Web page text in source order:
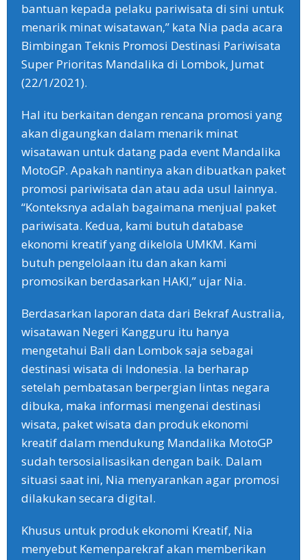
bantuan kepada pelaku pariwisata di sini untuk
menarik minat wisatawan,” kata Nia pada acara
Bimbingan Teknis Promosi Destinasi Pariwisata
Super Prioritas Mandalika di Lombok, Jumat
(22/1/2021).
Hal itu berkaitan dengan rencana promosi yang
akan digaungkan dalam menarik minat
wisatawan untuk datang pada event Mandalika
MotoGP. Apakah nantinya akan dibuatkan paket
promosi pariwisata dan atau ada usul lainnya.
“Konteksnya adalah bagaimana menjual paket
pariwisata. Kedua, kami butuh database
ekonomi kreatif yang dikelola UMKM. Kami
butuh pengelolaan itu dan akan kami
promosikan berdasarkan HAKI,” ujar Nia.
Berdasarkan laporan data dari Bekraf Australia,
wisatawan Negeri Kangguru itu hanya
mengetahui Bali dan Lombok saja sebagai
destinasi wisata di Indonesia. Ia berharap
setelah pembatasan berpergian lintas negara
dibuka, maka informasi mengenai destinasi
wisata, paket wisata dan produk ekonomi
kreatif dalam mendukung Mandalika MotoGP
sudah tersosialisasikan dengan baik. Dalam
situasi saat ini, Nia menyarankan agar promosi
dilakukan secara digital.
Khusus untuk produk ekonomi Kreatif, Nia
menyebut Kemenparekraf akan memberikan